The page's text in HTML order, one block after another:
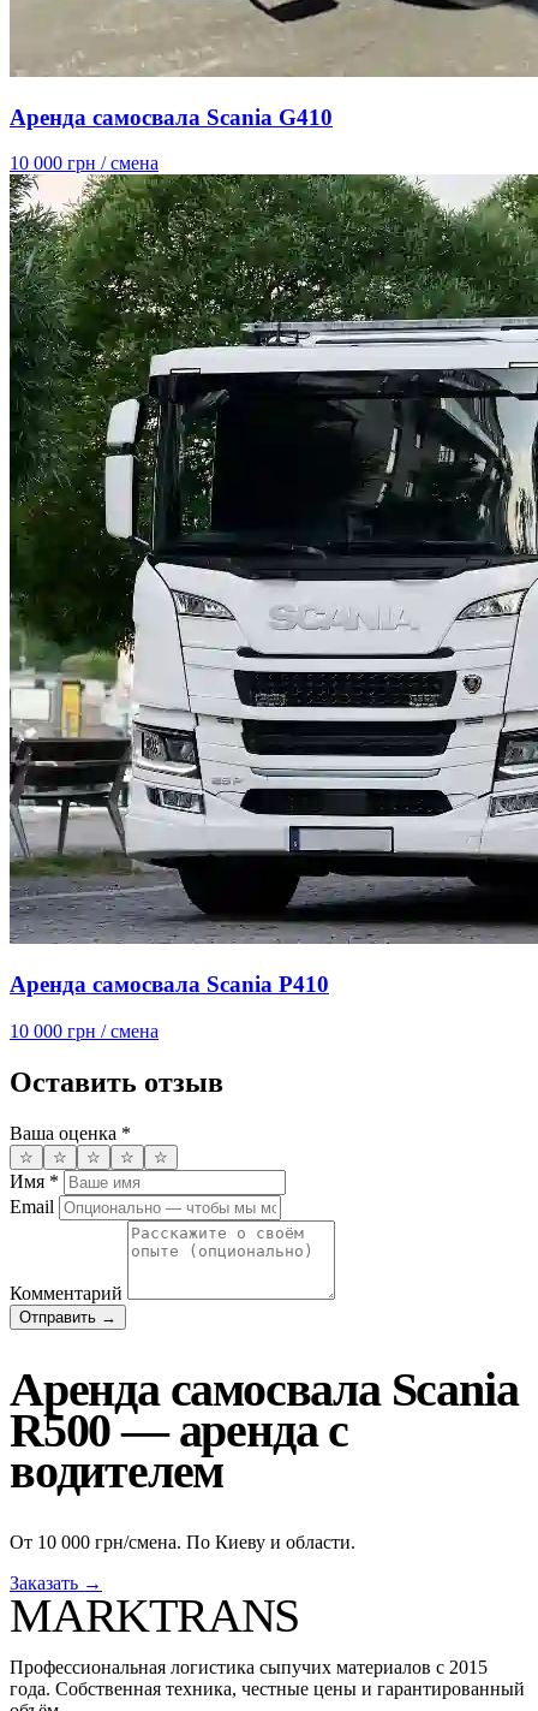
Аренда самосвала Scania G410
10 000 грн / смена
Аренда самосвала Scania P410
10 000 грн / смена
Оставить отзыв
Ваша оценка *
☆ ☆ ☆ ☆ ☆
Имя *
Email
Комментарий
Отправить →
Аренда самосвала Scania
R500 — аренда с
водителем
От 10 000 грн/смена. По Киеву и области.
Заказать →
MARKTRANS
Профессиональная логистика сыпучих материалов с 2015
года. Собственная техника, честные цены и гарантированный